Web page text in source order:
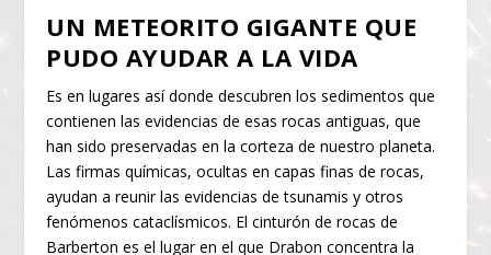
UN METEORITO GIGANTE QUE
PUDO AYUDAR A LA VIDA
Es en lugares así donde descubren los sedimentos que
contienen las evidencias de esas rocas antiguas, que
han sido preservadas en la corteza de nuestro planeta.
Las firmas químicas, ocultas en capas finas de rocas,
ayudan a reunir las evidencias de tsunamis y otros
fenómenos cataclísmicos. El cinturón de rocas de
Barberton es el lugar en el que Drabon concentra la